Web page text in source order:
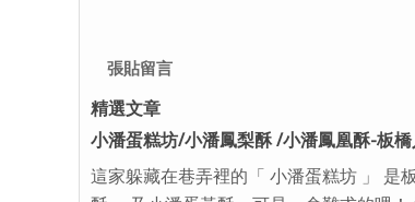
張貼留言
精選文章
小潘蛋糕坊/小潘鳳梨酥 /小潘鳳凰酥-板
這家躲藏在巷弄裡的「 小潘蛋糕坊 」 是